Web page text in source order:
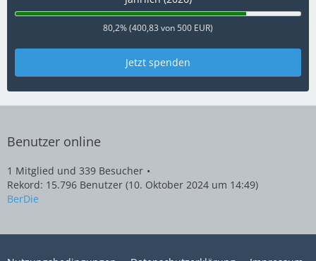
80,2% (400,83 von 500 EUR)
Jetzt spenden
Benutzer online
1 Mitglied und 339 Besucher
Rekord: 15.796 Benutzer (10. Oktober 2024 um 14:49)
BerDie